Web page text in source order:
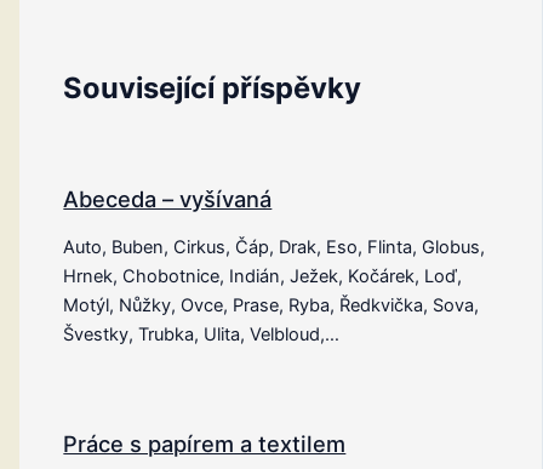
Související příspěvky
Abeceda – vyšívaná
Auto, Buben, Cirkus, Čáp, Drak, Eso, Flinta, Globus,
Hrnek, Chobotnice, Indián, Ježek, Kočárek, Loď,
Motýl, Nůžky, Ovce, Prase, Ryba, Ředkvička, Sova,
Švestky, Trubka, Ulita, Velbloud,…
Práce s papírem a textilem